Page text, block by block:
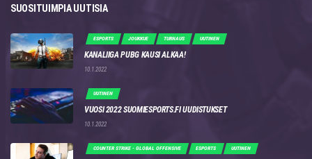
SUOSITUIMPIA UUTISIA
ESPORTS JOUKKUE TURNAUS UUTINEN
KANALIIGA PUBG KAUSI ALKAA!
10.1.2022
UUTINEN
VUOSI 2022 SUOMIESPORTS.FI UUDISTUKSET
10.1.2022
COUNTER STRIKE - GLOBAL OFFENSIVE ESPORTS UUTINEN